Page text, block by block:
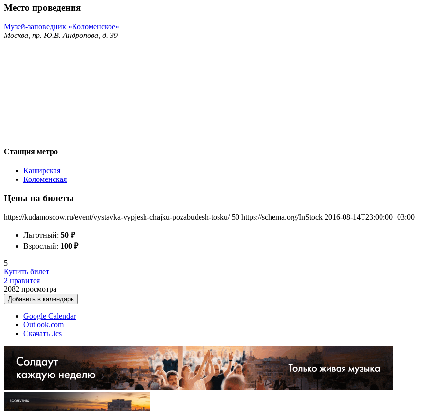
Место проведения
Музей-заповедник «Коломенское»
Москва, пр. Ю.В. Андропова, д. 39
Станция метро
Каширская
Коломенская
Цены на билеты
https://kudamoscow.ru/event/vystavka-vypjesh-chajku-pozabudesh-tosku/ 50 https://schema.org/InStock 2016-08-14T23:00:00+03:00
Льготный: 50 ₽
Взрослый: 100 ₽
5+
Купить билет
2 нравится
2082 просмотра
Добавить в календарь
Google Calendar
Outlook.com
Скачать .ics